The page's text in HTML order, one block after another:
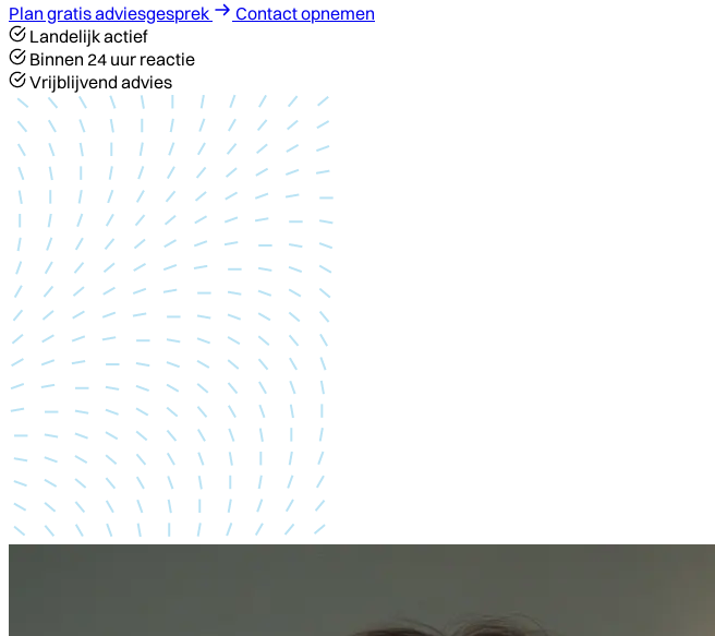
Plan gratis adviesgesprek
Contact opnemen
Landelijk actief
Binnen 24 uur reactie
Vrijblijvend advies